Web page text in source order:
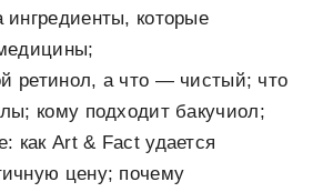
ингредиенты, которые
ретинол, а что — чистый; что
кому подходит бакучиол;
как Art & Fact удается
цену; почему